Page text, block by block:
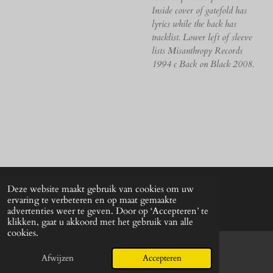
Deze website maakt gebruik van cookies om uw
ervaring te verbeteren en op maat gemaakte
advertenties weer te geven. Door op ‘Accepteren’ te
klikken, gaat u akkoord met het gebruik van alle
cookies.
Afwijzen Accepteren
Inside cover of gatefold has
lyrics while the back has
tracklist. Lower left of sleeve
lists Misanthropy Records
1994 c Back on Black 2008.
© 2024 - 2026 UNkunst Music
Powered byJouwWeb
E-mailadres